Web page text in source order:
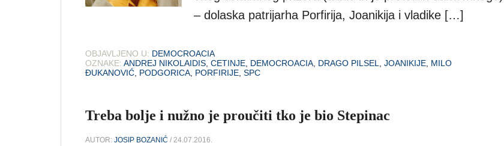
– dolaska patrijarha Porfirija, Joanikija i vladike […]
OBJAVLJENO U: DEMOCROACIA
OZNAKE: ANDREJ NIKOLAIDIS CETINJE DEMOCROACIA DRAGO PILSEL JOANIKIJE MILO
ĐUKANOVIĆ PODGORICA PORFIRIJE SPC
Treba bolje i nužno je proučiti tko je bio Stepinac
AUTOR: JOSIP BOZANIĆ / 24.07.2016.